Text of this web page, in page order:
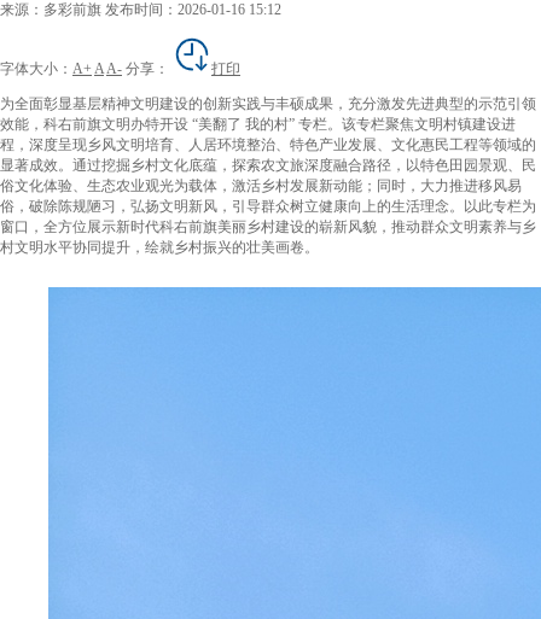
来源：多彩前旗 发布时间：2026-01-16 15:12
字体大小： A+ AA- 分享： 打印
为全面彰显基层精神文明建设的创新实践与丰硕成果，充分激发先进典型的示范引领
效能，科右前旗文明办特开设 “美翻了 我的村” 专栏。该专栏聚焦文明村镇建设进
程，深度呈现乡风文明培育、人居环境整治、特色产业发展、文化惠民工程等领域的
显著成效。通过挖掘乡村文化底蕴，探索农文旅深度融合路径，以特色田园景观、民
俗文化体验、生态农业观光为载体，激活乡村发展新动能；同时，大力推进移风易
俗，破除陈规陋习，弘扬文明新风，引导群众树立健康向上的生活理念。以此专栏为
窗口，全方位展示新时代科右前旗美丽乡村建设的崭新风貌，推动群众文明素养与乡
村文明水平协同提升，绘就乡村振兴的壮美画卷。